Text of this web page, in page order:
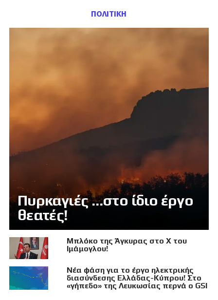
ΠΟΛΙΤΙΚΗ
Πυρκαγιές …στο ίδιο έργο
θεατές!
Μπλόκο της Άγκυρας στο X του
Ιμάμογλου!
Νέα φάση για το έργο ηλεκτρικής
διασύνδεσης Ελλάδας-Κύπρου! Στο
«γήπεδο» της Λευκωσίας περνά ο GSI